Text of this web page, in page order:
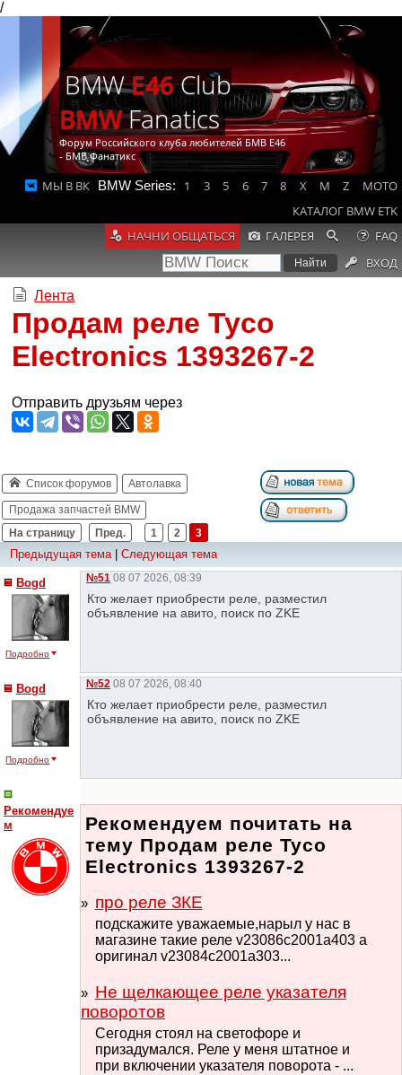
/
BMWE46Club
BMWFanatics
Форум Российского клуба любителей БМВ Е46
- БМВ Фанатикс
МЫ В ВК BMW Series: 1 3 5 6 7 8 X M Z
MOTO
КАТАЛОГ BMW ETK
НАЧНИ ОБЩАТЬСЯ
ГАЛЕРЕЯ
FAQ
ВХОД
Лента
Продам реле Tyco
Electronics 1393267-2
Отправить друзьям через
Список форумов Автолавка
Продажа запчастей BMW
На страницу
Пред. 1 2 3
Предыдущая тема| Следующая тема
Bogd
Подробно
№51 08 07 2026, 08:39
Кто желает приобрести реле, разместил
объявление на авито, поиск по ZKE
Bogd
Подробно
№52 08 07 2026, 08:40
Кто желает приобрести реле, разместил
объявление на авито, поиск по ZKE
Рекомендуе
м
Рекомендуем почитать на
тему Продам реле Tyco
Electronics 1393267-2
про реле ЗКЕ
подскажите уважаемые,нарыл у нас в
магазине такие реле v23086c2001a403 а
оригинал v23084c2001a303...
Не щелкающее реле указателя
поворотов
Сегодня стоял на светофоре и
призадумался. Реле у меня штатное и
при включении указателя поворота - ...